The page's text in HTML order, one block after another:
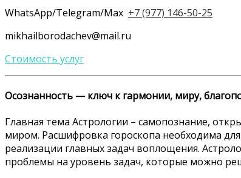
WhatsApp/Telegram/Max +7 (977) 146-50-25
mikhailborodachev@mail.ru
Стоимость услуг
Осознанность — ключ к гармонии, миру,
Главная тема Астрологии – самопознание,
миром. Расшифровка гороскопа необходима
реализации главных задач воплощения.
проблемы на уровень задач, которые можно